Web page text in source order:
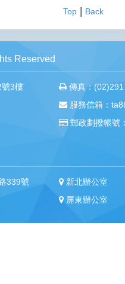
Top| Back
Reserved
3樓
傳真：
服務信箱：
郵政劃撥帳號
339號
新北辦公室
屏東辦公室